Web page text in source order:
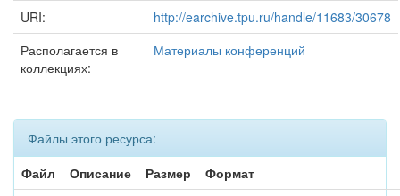
URI:
http://earchive.tpu.ru/handle/11683/30678
Располагается в
коллекциях:
Материалы конференций
Файлы этого ресурса:
Файл
Описание Размер
Формат